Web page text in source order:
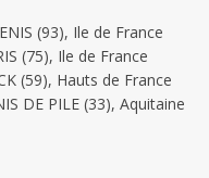
(93), Ile de France
(75), Ile de France
(59), Hauts de France
DE PILE (33), Aquitaine